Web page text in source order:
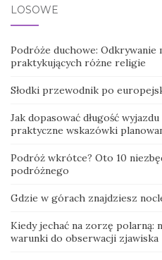
LOSOWE
Podróże duchowe:
praktykujących różne religie
Słodki przewodnik po
Jak dopasować długość
praktyczne wskazówki
Podróż wkrótce? Oto 10
podróżnego
Gdzie w górach znajdziesz
Kiedy jechać na zorzę polarną:
warunki do obserwacji zjawiska